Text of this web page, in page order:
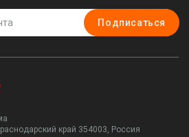
Подписаться
край 354003, Россия